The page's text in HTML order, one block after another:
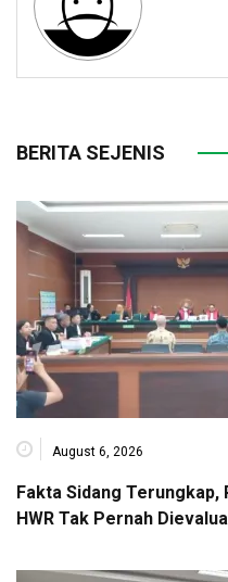
BERITA SEJENIS
August 6, 2026
Fakta Sidang
HWR Tak Pernah